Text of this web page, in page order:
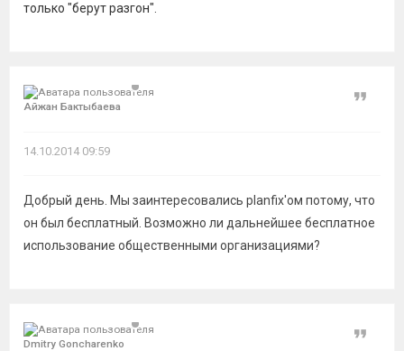
только "берут разгон".
Айжан Бактыбаева
Цитата
14.10.2014 09:59
Добрый день. Мы заинтересовались planfix'ом потому, что
он был бесплатный. Возможно ли дальнейшее бесплатное
использование общественными организациями?
Dmitry Goncharenko
Цитата